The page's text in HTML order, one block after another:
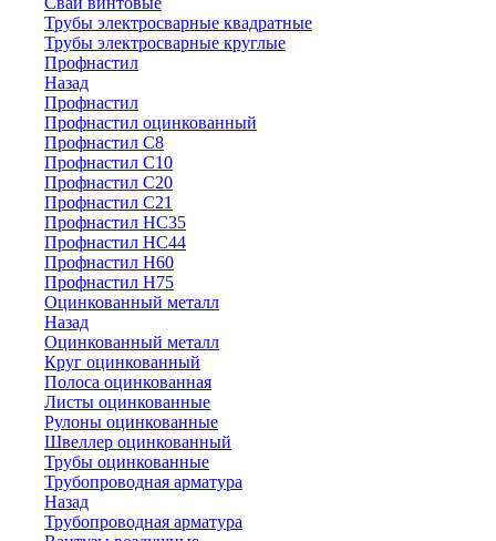
Трубы электросварные квадратные
Трубы электросварные круглые
Профнастил
Назад
Профнастил
Профнастил оцинкованный
Профнастил С8
Профнастил С10
Профнастил С20
Профнастил С21
Профнастил НС35
Профнастил НС44
Профнастил Н60
Профнастил Н75
Оцинкованный металл
Назад
Оцинкованный металл
Круг оцинкованный
Полоса оцинкованная
Листы оцинкованные
Рулоны оцинкованные
Швеллер оцинкованный
Трубы оцинкованные
Трубопроводная арматура
Назад
Трубопроводная арматура